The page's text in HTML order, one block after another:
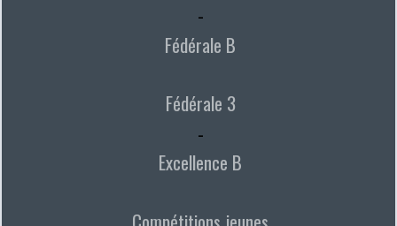
-
Fédérale B
Fédérale 3
-
Excellence B